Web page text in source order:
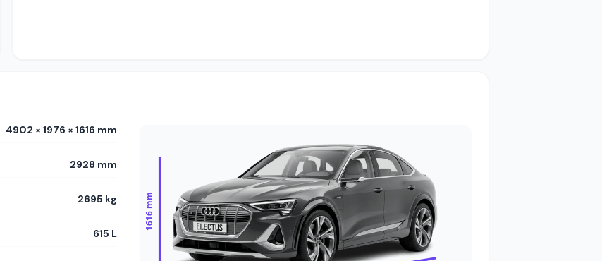
4902 × 1976 × 1616 mm
2928 mm
2695 kg
615 L
1616 mm